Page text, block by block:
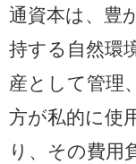
通資本は、豊
持する自然環
産として管理
方が私的に使
り、その費用